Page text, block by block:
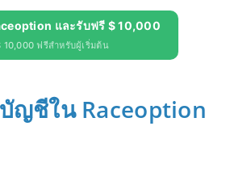
และรับฟรี $ 10,000
10,000 ฟรีสำหรับผู้เริ่มต้น
ญชีใน Raceoption